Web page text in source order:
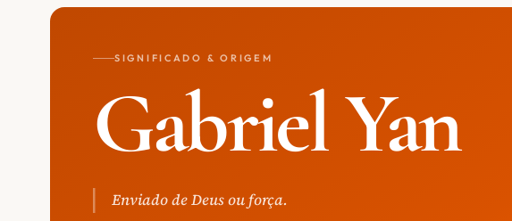
SIGNIFICADO & ORIGEM
Gabriel Yan
Enviado de Deus ou força.